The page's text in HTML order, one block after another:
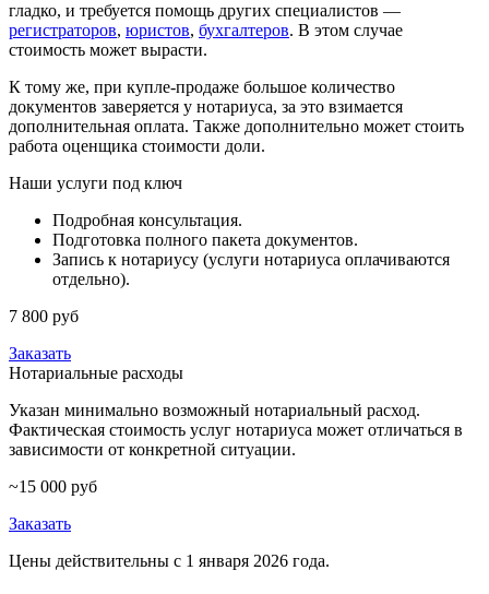
гладко, и требуется помощь других специалистов —
регистраторов, юристов, бухгалтеров. В этом случае
стоимость может вырасти.
К тому же, при купле-продаже большое количество
документов заверяется у нотариуса, за это взимается
дополнительная оплата. Также дополнительно может стоить
работа оценщика стоимости доли.
Наши услуги под ключ
Подробная консультация.
Подготовка полного пакета документов.
Запись к нотариусу (услуги нотариуса оплачиваются
отдельно).
7 800 руб
Заказать
Нотариальные расходы
Указан минимально возможный нотариальный расход.
Фактическая стоимость услуг нотариуса может отличаться в
зависимости от конкретной ситуации.
~15 000 руб
Заказать
Цены действительны с 1 января 2026 года.